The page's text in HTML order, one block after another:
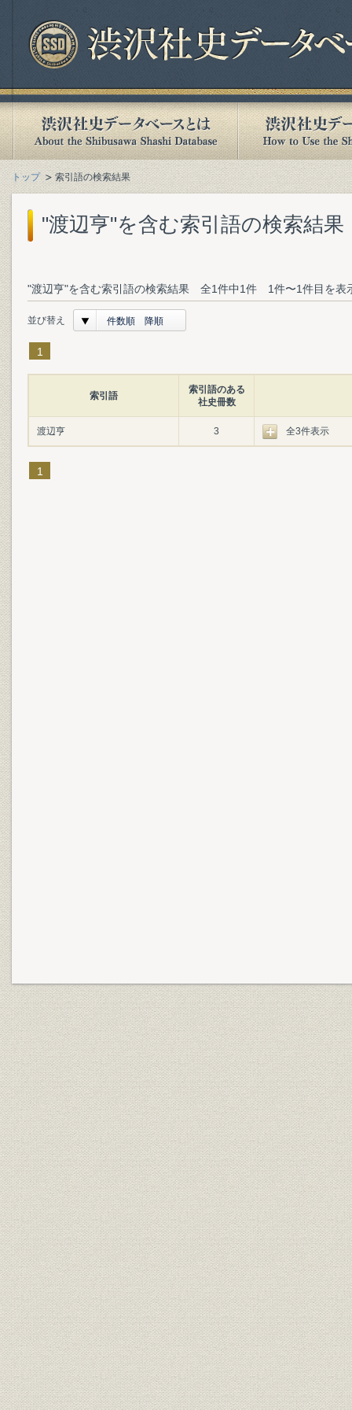
トップ 索引語の検索結果
"渡辺亨"を含む索引語の検索結果
"渡辺亨"を含む索引語の検索結果 全1件中1件 1件〜1件目を表
並び替え 件数順 降順
1
索引語
索引語のある
社史冊数
渡辺亨 3 全3件表示
1